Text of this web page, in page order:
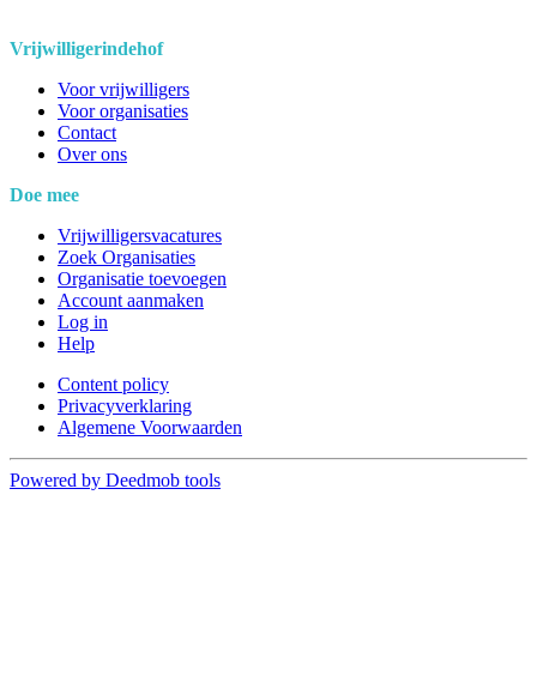
Vrijwilligerindehof
Voor vrijwilligers
Voor organisaties
Contact
Over ons
Doe mee
Vrijwilligersvacatures
Zoek Organisaties
Organisatie toevoegen
Account aanmaken
Log in
Help
Content policy
Privacyverklaring
Algemene Voorwaarden
Powered by Deedmob tools